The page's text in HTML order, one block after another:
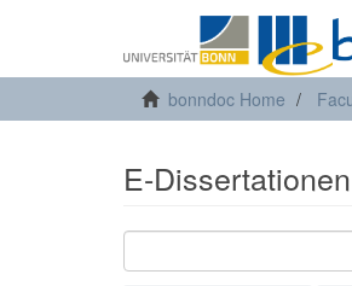
bonndoc Home
E-